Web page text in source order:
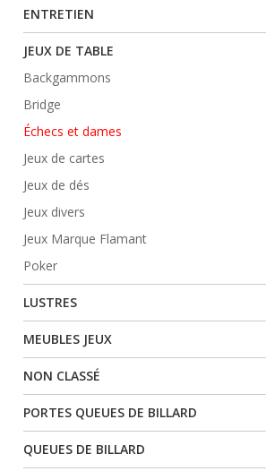
ENTRETIEN
JEUX DE TABLE
Backgammons
Bridge
Échecs et dames
Jeux de cartes
Jeux de dés
Jeux divers
Jeux Marque Flamant
Poker
LUSTRES
MEUBLES JEUX
NON CLASSÉ
PORTES QUEUES DE BILLARD
QUEUES DE BILLARD